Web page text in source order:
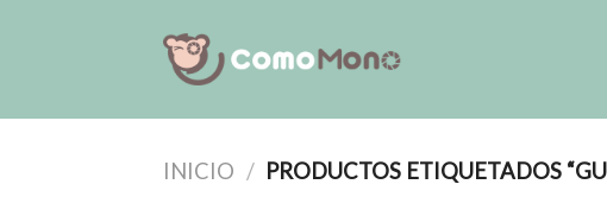
INICIO / PRODUCTOS ETIQUETADOS